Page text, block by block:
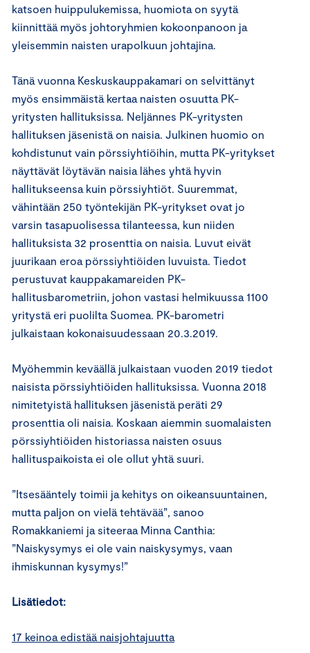
katsoen huippulukemissa, huomiota on syytä
kiinnittää myös johtoryhmien kokoonpanoon ja
yleisemmin naisten urapolkuun johtajina.
Tänä vuonna Keskuskauppakamari on selvittänyt
myös ensimmäistä kertaa naisten osuutta PK-
yritysten hallituksissa. Neljännes PK-yritysten
hallituksen jäsenistä on naisia. Julkinen huomio on
kohdistunut vain pörssiyhtiöihin, mutta PK-yritykset
näyttävät löytävän naisia lähes yhtä hyvin
hallitukseensa kuin pörssiyhtiöt. Suuremmat,
vähintään 250 työntekijän PK-yritykset ovat jo
varsin tasapuolisessa tilanteessa, kun niiden
hallituksista 32 prosenttia on naisia. Luvut eivät
juurikaan eroa pörssiyhtiöiden luvuista. Tiedot
perustuvat kauppakamareiden PK-
hallitusbarometriin, johon vastasi helmikuussa 1100
yritystä eri puolilta Suomea. PK-barometri
julkaistaan kokonaisuudessaan 20.3.2019.
Myöhemmin keväällä julkaistaan vuoden 2019 tiedot
naisista pörssiyhtiöiden hallituksissa. Vuonna 2018
nimitetyistä hallituksen jäsenistä peräti 29
prosenttia oli naisia. Koskaan aiemmin suomalaisten
pörssiyhtiöiden historiassa naisten osuus
hallituspaikoista ei ole ollut yhtä suuri.
”Itsesääntely toimii ja kehitys on oikeansuuntainen,
mutta paljon on vielä tehtävää”, sanoo
Romakkaniemi ja siteeraa Minna Canthia:
”Naiskysymys ei ole vain naiskysymys, vaan
ihmiskunnan kysymys!”
Lisätiedot:
17 keinoa edistää naisjohtajuutta